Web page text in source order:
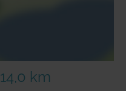
14,0 km